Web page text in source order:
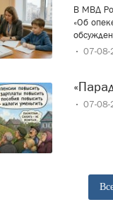
В МВД
«Об
07-08-
07-08-